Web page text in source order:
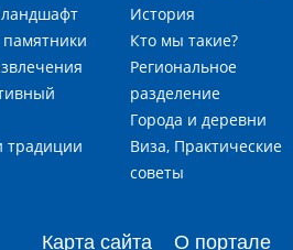
памятники
традиции
История
Кто мы такие?
Региональное
разделение
Города и деревни
Виза, Практические
советы
Карта сайта О портале